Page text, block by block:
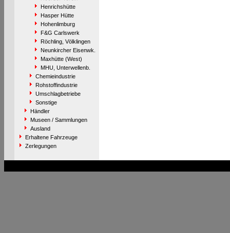
Henrichshütte
Hasper Hütte
Hohenlimburg
F&G Carlswerk
Röchling, Völklingen
Neunkircher Eisenwk.
Maxhütte (West)
MHU, Unterwellenb.
Chemieindustrie
Rohstoffindustrie
Umschlagbetriebe
Sonstige
Händler
Museen / Sammlungen
Ausland
Erhaltene Fahrzeuge
Zerlegungen